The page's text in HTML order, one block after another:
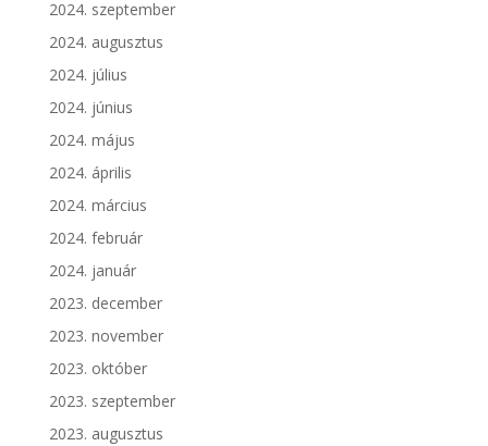
2024. szeptember
2024. augusztus
2024. július
2024. június
2024. május
2024. április
2024. március
2024. február
2024. január
2023. december
2023. november
2023. október
2023. szeptember
2023. augusztus